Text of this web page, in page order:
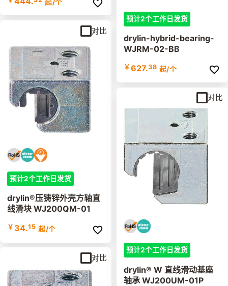
起/个
预计2个工作日发货
drylin®压铸锌外壳方轴直
线滑块 WJ200QM-01
￥ 34.15 起/个
对比
对比
预计2个工作日发货
drylin-hybrid-bearing-
WJRM-02-BB
￥ 627.38 起/个
预计2个工作日发货
drylin® W 直线滑动基座
轴承 WJ200UM-01P
对比